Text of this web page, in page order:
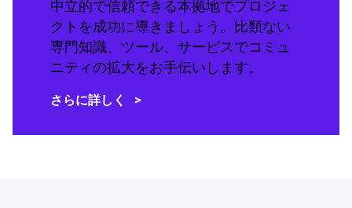
中立的で信頼できる本拠地でプロジェ
クトを成功に導きましょう。比類ない
専門知識、ツール、サービスでコミュ
ニティの拡大をお手伝いします。
さらに詳しく